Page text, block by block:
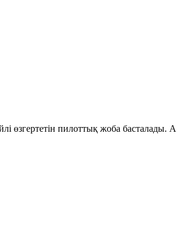
өзгертетін пилоттық жоба басталады. А